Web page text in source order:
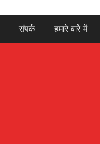
संपर्क हमारे बारे में